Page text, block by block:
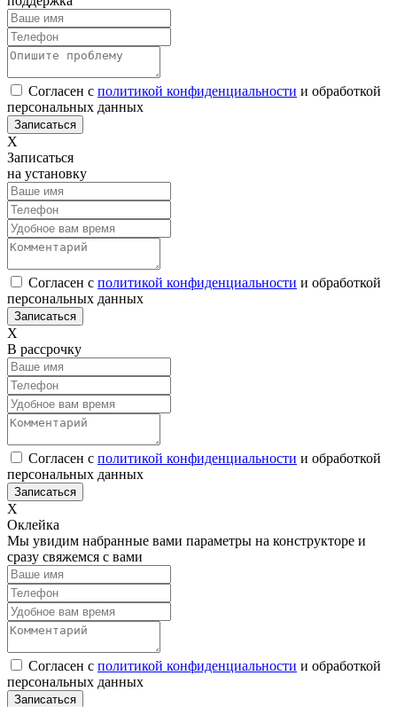
Согласен с политикой конфиденциальности и обработкой
персональных данных
Х
Записаться
на установку
Согласен с политикой конфиденциальности и обработкой
персональных данных
Х
В рассрочку
Согласен с политикой конфиденциальности и обработкой
персональных данных
Х
Оклейка
Мы увидим набранные вами параметры на конструкторе и
сразу свяжемся с вами
Согласен с политикой конфиденциальности и обработкой
персональных данных